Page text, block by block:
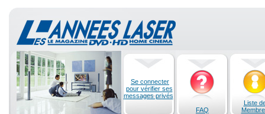
Se connecter
pour vérifier ses
messages privés
FAQ
Liste